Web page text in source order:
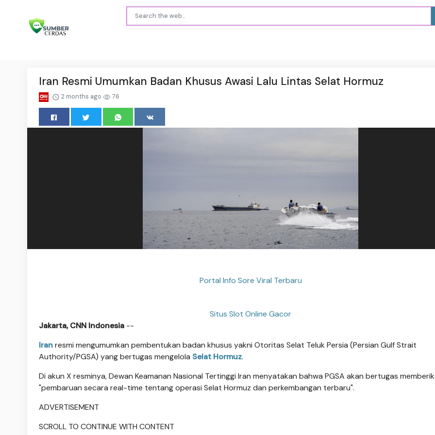
Iran Resmi Umumkan Badan Khusus Awasi Lalu Lintas Selat Hormuz
2 months ago 76
Portal Info Sore Viral Terbaru
Situs Slot Online Gacor
Jakarta, CNN Indonesia --
Iranresmi mengumumkan pembentukan badan khusus yakni Otoritas Selat Teluk Persia (Persian Gulf Strait
Authority/PGSA) yang bertugas mengelola Selat Hormuz.
Di akun X resminya, Dewan Keamanan Nasional Tertinggi Iran menyatakan bahwa PGSA akan bertugas
"pembaruan secara real-time tentang operasi Selat Hormuz dan perkembangan terbaru".
ADVERTISEMENT
SCROLL TO CONTINUE WITH CONTENT